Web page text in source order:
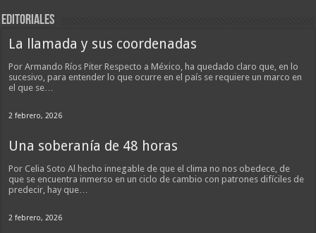
EDITORIALES
La llamada y sus coordenadas
Por Armando Ríos Piter Respecto a México, ha quedado claro que, en lo
sucesivo, para entender lo que ocurre en el país se requiere un marco en
el que se…
2 febrero, 2026
Una soberanía de 48 horas
Por Celia Soto Al hecho innegable de que el clima no nos obedece, de
que se encuentra inmerso en un ciclo de cambio con patrones difíciles de
predecir, hay que…
2 febrero, 2026